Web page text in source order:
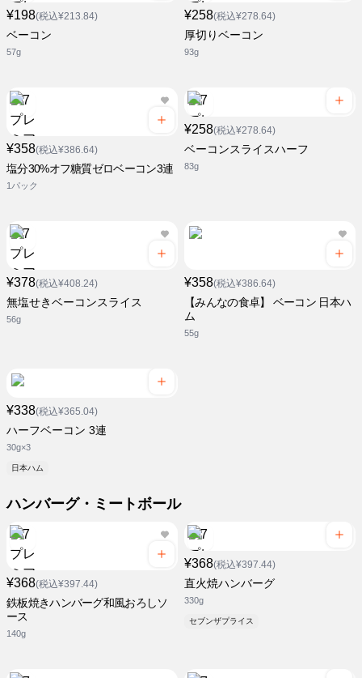
¥198(税込¥213.84)
ベーコン
57g
¥258(税込¥278.64)
厚切りベーコン
93g
¥358(税込¥386.64)
塩分30%オフ糖質ゼロベーコン3連
1パック
¥258(税込¥278.64)
ベーコンスライスハーフ
83g
¥378(税込¥408.24)
無塩せきベーコンスライス
56g
¥358(税込¥386.64)
【みんなの食卓】 ベーコン 日本ハ
ム
55g
¥338(税込¥365.04)
ハーフベーコン 3連
30g×3
日本ハム
ハンバーグ・ミートボール
¥368(税込¥397.44)
鉄板焼きハンバーグ和風おろしソ
ース
140g
¥368(税込¥397.44)
直火焼ハンバーグ
330g
セブンザプライス